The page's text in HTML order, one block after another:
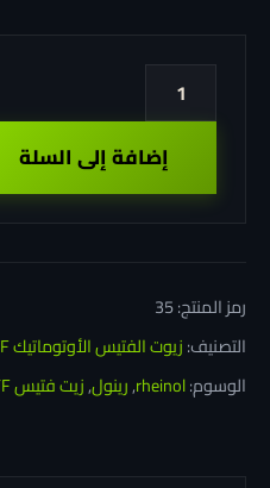
كمية
زيت
أوتوماتيك
VI
–
Yellow
إضافة إلى السلة
رمز المنتج:35
التصنيف:زيوت الفتيس الأوتوماتيك ATF
الوسوم:rheinol
,رينول,زيت فتيس ATF